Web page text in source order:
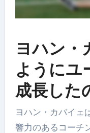
ヨハン・
ようにユ
成長した
ヨハン・カバイェ
響力のあるコーチ